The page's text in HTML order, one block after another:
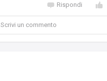
Rispondi
Scrivi un commento